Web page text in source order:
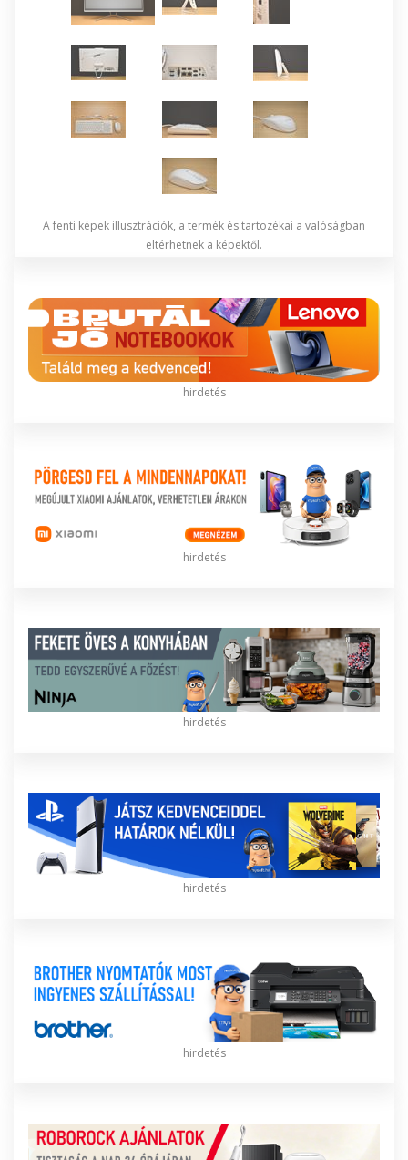
A fenti képek illusztrációk, a termék és tartozékai a valóságban
eltérhetnek a képektől.
hirdetés
hirdetés
hirdetés
hirdetés
hirdetés